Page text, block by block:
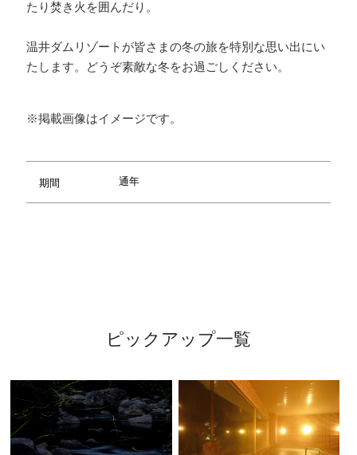
たり焚き火を囲んだり。
温井ダムリゾートが皆さまの冬の旅を特別な思い出にい
たします。どうぞ素敵な冬をお過ごしください。
※掲載画像はイメージです。
期間 通年
ピックアップ一覧